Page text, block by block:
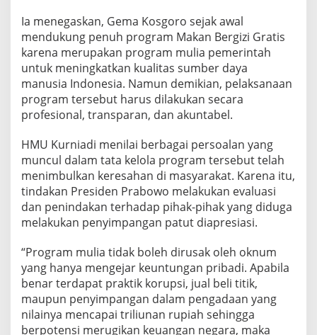
Ia menegaskan, Gema Kosgoro sejak awal
mendukung penuh program Makan Bergizi Gratis
karena merupakan program mulia pemerintah
untuk meningkatkan kualitas sumber daya
manusia Indonesia. Namun demikian, pelaksanaan
program tersebut harus dilakukan secara
profesional, transparan, dan akuntabel.
HMU Kurniadi menilai berbagai persoalan yang
muncul dalam tata kelola program tersebut telah
menimbulkan keresahan di masyarakat. Karena itu,
tindakan Presiden Prabowo melakukan evaluasi
dan penindakan terhadap pihak-pihak yang diduga
melakukan penyimpangan patut diapresiasi.
“Program mulia tidak boleh dirusak oleh oknum
yang hanya mengejar keuntungan pribadi. Apabila
benar terdapat praktik korupsi, jual beli titik,
maupun penyimpangan dalam pengadaan yang
nilainya mencapai triliunan rupiah sehingga
berpotensi merugikan keuangan negara, maka